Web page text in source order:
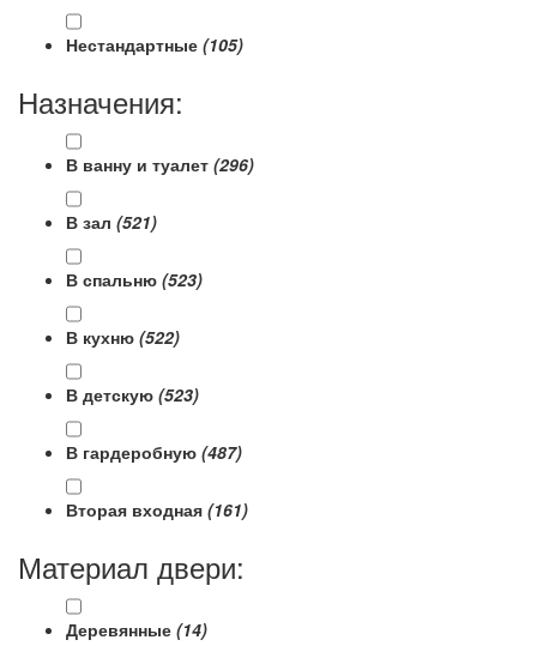
Нестандартные (105)
Назначения:
В ванну и туалет (296)
В зал (521)
В спальню (523)
В кухню (522)
В детскую (523)
В гардеробную (487)
Вторая входная (161)
Материал двери:
Деревянные (14)